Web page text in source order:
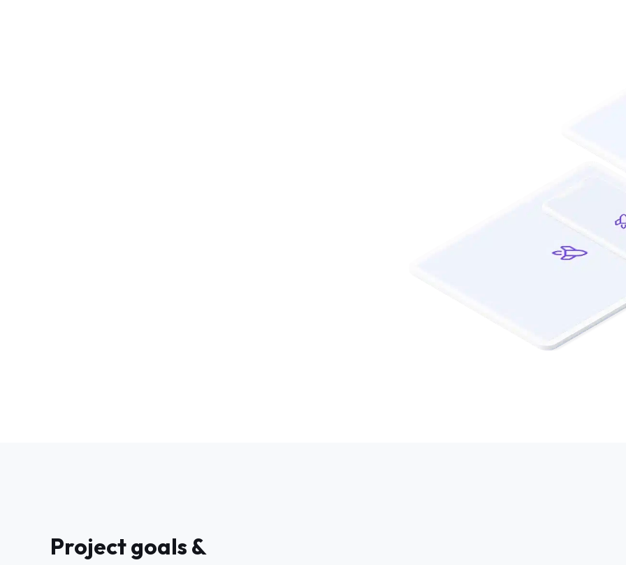
Project goals &